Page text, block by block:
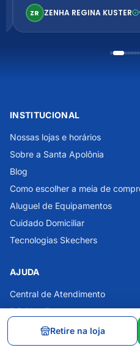
confortável. Perfeito!
ZR ZENHA REGINA KUSTER
INSTITUCIONAL
Nossas lojas e horários
Sobre a Santa Apolônia
Blog
Como escolher a meia de
Aluguel de Equipamentos
Cuidado Domiciliar
Tecnologias Skechers
AJUDA
Central de Atendimento
Dúvidas Frequentes
Política de Privacidade
Política de Troca e Devolução
Retire na loja